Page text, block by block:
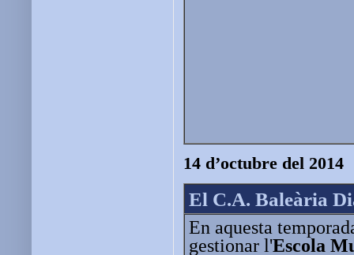
14 d’octubre del 2014
El C.A. Baleària
En aquesta
gestionar l'Escola